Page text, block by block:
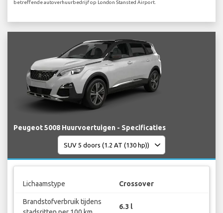
betreffende autoverhuurbedrijf op London Stansted Airport.
Peugeot 5008 Huurvoertuigen - Specificaties
Lichaamstype Crossover
Brandstofverbruik tijdens
6.3 l